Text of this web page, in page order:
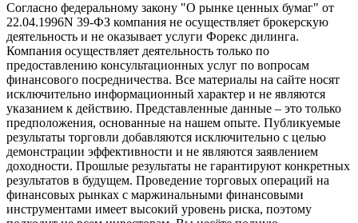
Согласно федеральному закону "О рынке ценных бумаг" от
22.04.1996N 39-ФЗ компания не осуществляет брокерскую
деятельность и не оказывает услуги Форекс дилинга.
Компания осуществляет деятельность только по
предоставлению консультационных услуг по вопросам
финансового посредничества. Все материалы на сайте носят
исключительно информационный характер и не являются
указанием к действию. Представленные данные – это только
предположения, основанные на нашем опыте. Публикуемые
результаты торговли добавляются исключительно с целью
демонстрации эффективности и не являются заявлением
доходности. Прошлые результаты не гарантируют конкретных
результатов в будущем. Проведение торговых операций на
финансовых рынках с маржинальными финансовыми
инструментами имеет высокий уровень риска, поэтому